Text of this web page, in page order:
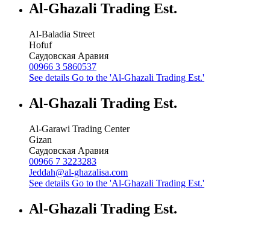
Al-Ghazali Trading Est.
Al-Baladia Street
Hofuf
Саудовская Аравия
00966 3 5860537
See details Go to the 'Al-Ghazali Trading Est.'
Al-Ghazali Trading Est.
Al-Garawi Trading Center
Gizan
Саудовская Аравия
00966 7 3223283
Jeddah@al-ghazalisa.com
See details Go to the 'Al-Ghazali Trading Est.'
Al-Ghazali Trading Est.